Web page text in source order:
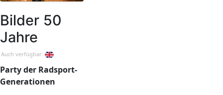
Bilder 50
Jahre
Auch verfügbar:
Party der Radsport-
Generationen